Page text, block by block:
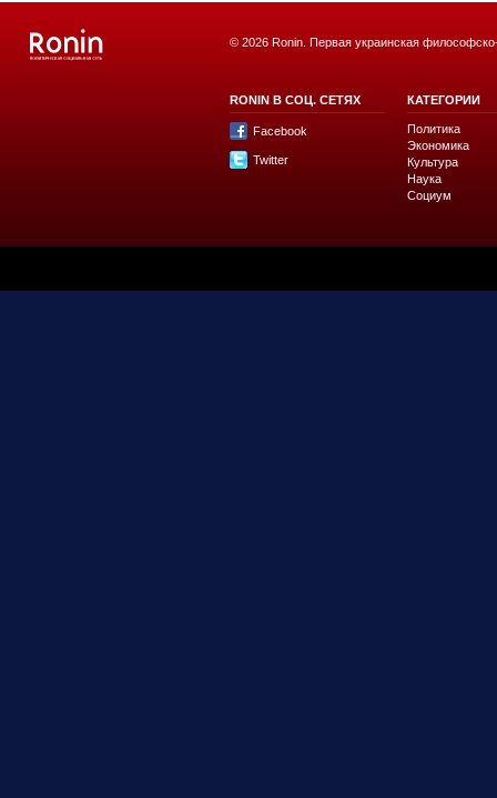
© 2026 Ronin. Первая украинская
RONIN В СОЦ. СЕТЯХ
Facebook
Twitter
КАТЕГОРИИ
Политика
Экономика
Культура
Наука
Социум